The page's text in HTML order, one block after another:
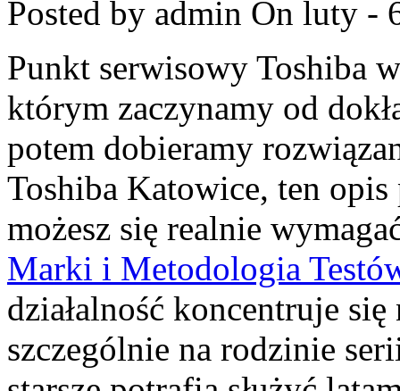
Posted by admin On luty -
Punkt serwisowy Toshiba
którym zaczynamy od
potem dobieramy
Toshiba Katowice, ten
możesz się realnie
Marki i Metodologia
działalność koncentruje
szczególnie na rodzinie